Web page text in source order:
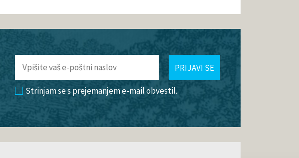
PRIJAVI SE
Strinjam se s prejemanjem e-mail obvestil.